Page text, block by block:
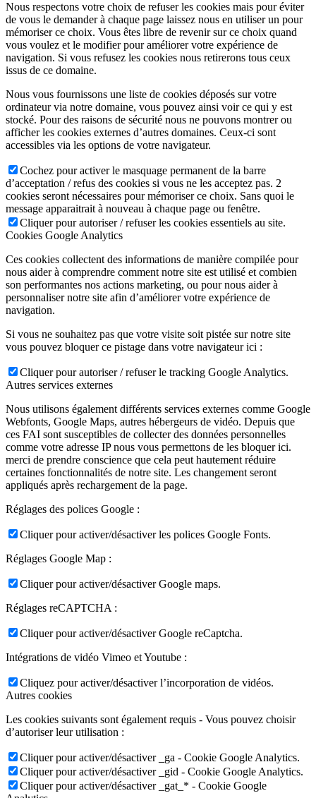
Nous respectons votre choix de refuser les cookies mais pour éviter
de vous le demander à chaque page laissez nous en utiliser un pour
mémoriser ce choix. Vous êtes libre de revenir sur ce choix quand
vous voulez et le modifier pour améliorer votre expérience de
navigation. Si vous refusez les cookies nous retirerons tous ceux
issus de ce domaine.
Nous vous fournissons une liste de cookies déposés sur votre
ordinateur via notre domaine, vous pouvez ainsi voir ce qui y est
stocké. Pour des raisons de sécurité nous ne pouvons montrer ou
afficher les cookies externes d’autres domaines. Ceux-ci sont
accessibles via les options de votre navigateur.
Cochez pour activer le masquage permanent de la barre
d’acceptation / refus des cookies si vous ne les acceptez pas. 2
cookies seront nécessaires pour mémoriser ce choix. Sans quoi le
message apparaitrait à nouveau à chaque page ou fenêtre.
Cliquer pour autoriser / refuser les cookies essentiels au site.
Cookies Google Analytics
Ces cookies collectent des informations de manière compilée pour
nous aider à comprendre comment notre site est utilisé et combien
son performantes nos actions marketing, ou pour nous aider à
personnaliser notre site afin d’améliorer votre expérience de
navigation.
Si vous ne souhaitez pas que votre visite soit pistée sur notre site
vous pouvez bloquer ce pistage dans votre navigateur ici :
Cliquer pour autoriser / refuser le tracking Google Analytics.
Autres services externes
Nous utilisons également différents services externes comme Google
Webfonts, Google Maps, autres hébergeurs de vidéo. Depuis que
ces FAI sont susceptibles de collecter des données personnelles
comme votre adresse IP nous vous permettons de les bloquer ici.
merci de prendre conscience que cela peut hautement réduire
certaines fonctionnalités de notre site. Les changement seront
appliqués après rechargement de la page.
Réglages des polices Google :
Cliquer pour activer/désactiver les polices Google Fonts.
Réglages Google Map :
Cliquer pour activer/désactiver Google maps.
Réglages reCAPTCHA :
Cliquer pour activer/désactiver Google reCaptcha.
Intégrations de vidéo Vimeo et Youtube :
Cliquez pour activer/désactiver l’incorporation de vidéos.
Autres cookies
Les cookies suivants sont également requis - Vous pouvez choisir
d’autoriser leur utilisation :
Cliquer pour activer/désactiver _ga - Cookie Google Analytics.
Cliquer pour activer/désactiver _gid - Cookie Google Analytics.
Cliquer pour activer/désactiver _gat_* - Cookie Google